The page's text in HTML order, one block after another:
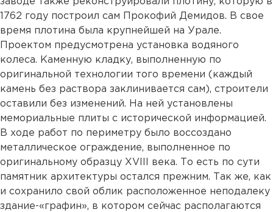
1762 году построил сам Прокофий Демидов. В свое
время плотина была крупнейшей на Урале.
Проектом предусмотрена установка водяного
колеса. Каменную кладку, выполненную по
оригинальной технологии того времени (каждый
камень без раствора заклинивается сам), строители
оставили без изменений. На ней установлены
мемориальные плиты с исторической информацией.
В ходе работ по периметру было воссоздано
металлическое ограждение, выполненное по
оригинальному образцу XVIII века. То есть по сути
памятник архитектуры остался прежним. Так же, как
и сохранило свой облик расположенное неподалеку
здание-«графин», в котором сейчас располагаются